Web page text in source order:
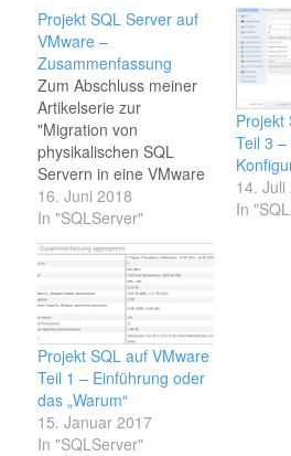
Projekt SQL Server auf
VMware –
Zusammenfassung
Zum Abschluss meiner
Artikelserie zur
"Migration von
physikalischen SQL
Servern in eine VMware
Umgebung", kommt hier
nun noch die
versprochene
Zusammenfassung. Das
Projekt wird als
abgeschlossen
betrachtet, obwohl
aktuell noch ein
physikalischer SQL
Server "übrig" ist zu
virtualisieren. Das hängt
zum einen damit
16. Juni 2018
In "SQLServer"
Projekt
Teil 3
14. Juli
In
Projekt SQL auf VMware
Teil 1 – Einführung oder
das „Warum“
15. Januar 2017
In "SQLServer"